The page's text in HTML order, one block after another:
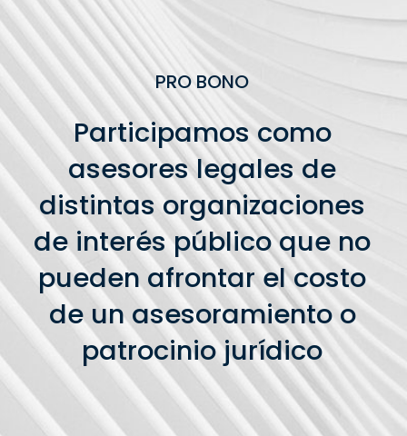
PRO BONO
Participamos como
asesores legales de
distintas organizaciones
de interés público que no
pueden afrontar el costo
de un asesoramiento o
patrocinio jurídico